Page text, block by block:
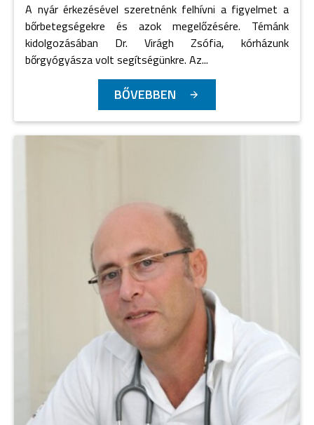
A nyár érkezésével szeretnénk felhívni a figyelmet a
bőrbetegségekre és azok megelőzésére. Témánk
kidolgozásában Dr. Virágh Zsófia, kórházunk
bőrgyógyásza volt segítségünkre. Az...
BŐVEBBEN